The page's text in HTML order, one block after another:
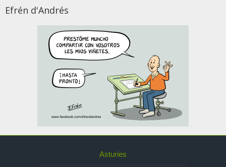
Efrén d'Andrés
Asturies